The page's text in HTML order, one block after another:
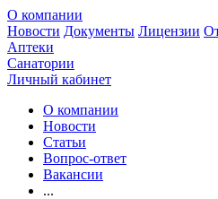
О компании
Новости Документы Лицензии
Аптеки
Санатории
Личный кабинет
О компании
Новости
Статьи
Вопрос-ответ
Вакансии
...